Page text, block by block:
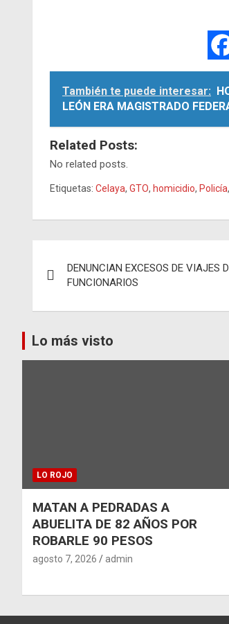
También te puede interesar:
LEÓN ERA MAGISTRADO
Related Posts:
No related posts.
Etiquetas: Celaya, GTO, homicidio, Policía,
de
entradas
DENUNCIAN EXCESOS DE VIAJES
FUNCIONARIOS
Lo más visto
LO ROJO
MATAN A PEDRADAS A
ABUELITA DE 82 AÑOS POR
ROBARLE 90 PESOS
agosto 7, 2026 admin